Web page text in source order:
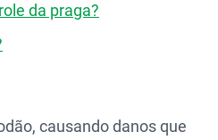
da praga?
causando danos que